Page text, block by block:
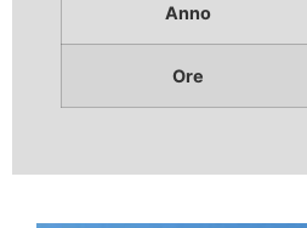
Anno
Ore